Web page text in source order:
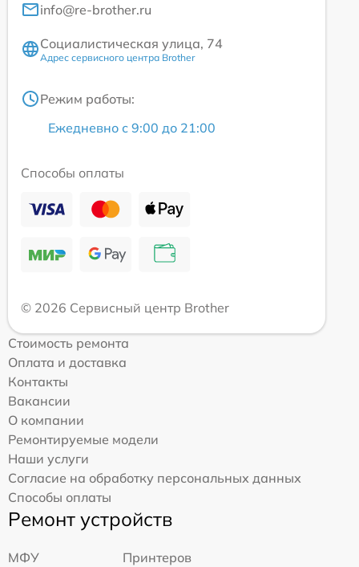
info@re-brother.ru
Социалистическая улица, 74
Адрес сервисного центра Brother
Режим работы:
Ежедневно с 9:00 до 21:00
Способы оплаты
© 2026 Сервисный центр Brother
Стоимость ремонта
Оплата и доставка
Контакты
Вакансии
О компании
Ремонтируемые модели
Наши услуги
Согласие на обработку персональных данных
Способы оплаты
Ремонт устройств
МФУ
Принтеров